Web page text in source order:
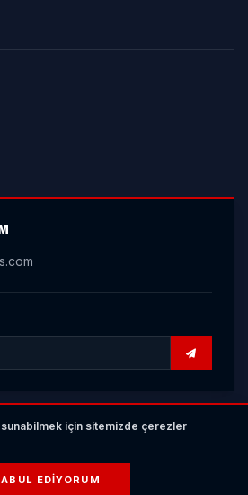
Dakika Haber Portalı. Tüm Hakları Saklıdır.
Yazılım:YN HABER
RSS
için sitemizde çerezler
EDIYORUM